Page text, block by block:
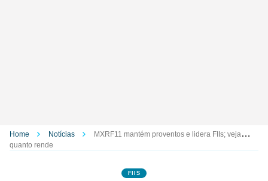
Home Notícias
MXRF11 mantém proventos e lidera FIIs; veja
quanto rende
FIIS